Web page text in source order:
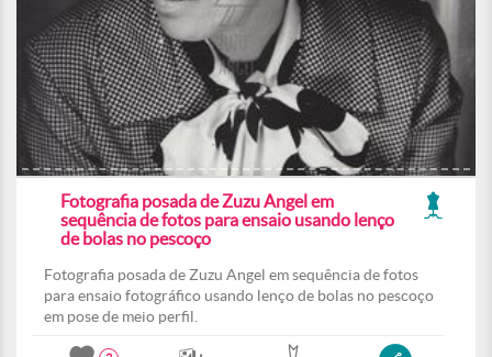
Fotografia posada de Zuzu Angel em
sequência de fotos para ensaio usando lenço
de bolas no pescoço
Fotografia posada de Zuzu Angel em sequência de fotos
para ensaio fotográfico usando lenço de bolas no pescoço
em pose de meio perfil.